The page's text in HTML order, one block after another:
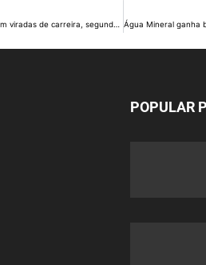
Como transformar fracassos em viradas de carreira, segundo a psicologia
POPULAR